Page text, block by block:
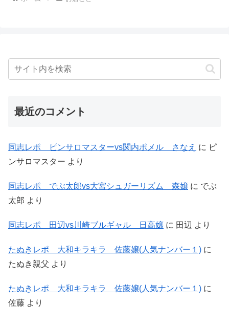
最近のコメント
同志レポ ピンサロマスターvs関内ポメル さなえ に ピ
ンサロマスター より
同志レポ でぶ太郎vs大宮シュガーリズム 森嬢 に でぶ
太郎 より
同志レポ 田辺vs川崎ブルギャル 日高嬢 に 田辺 より
たぬきレポ 大和キラキラ 佐藤嬢(人気ナンバー１) に
たぬき親父 より
たぬきレポ 大和キラキラ 佐藤嬢(人気ナンバー１) に
佐藤 より